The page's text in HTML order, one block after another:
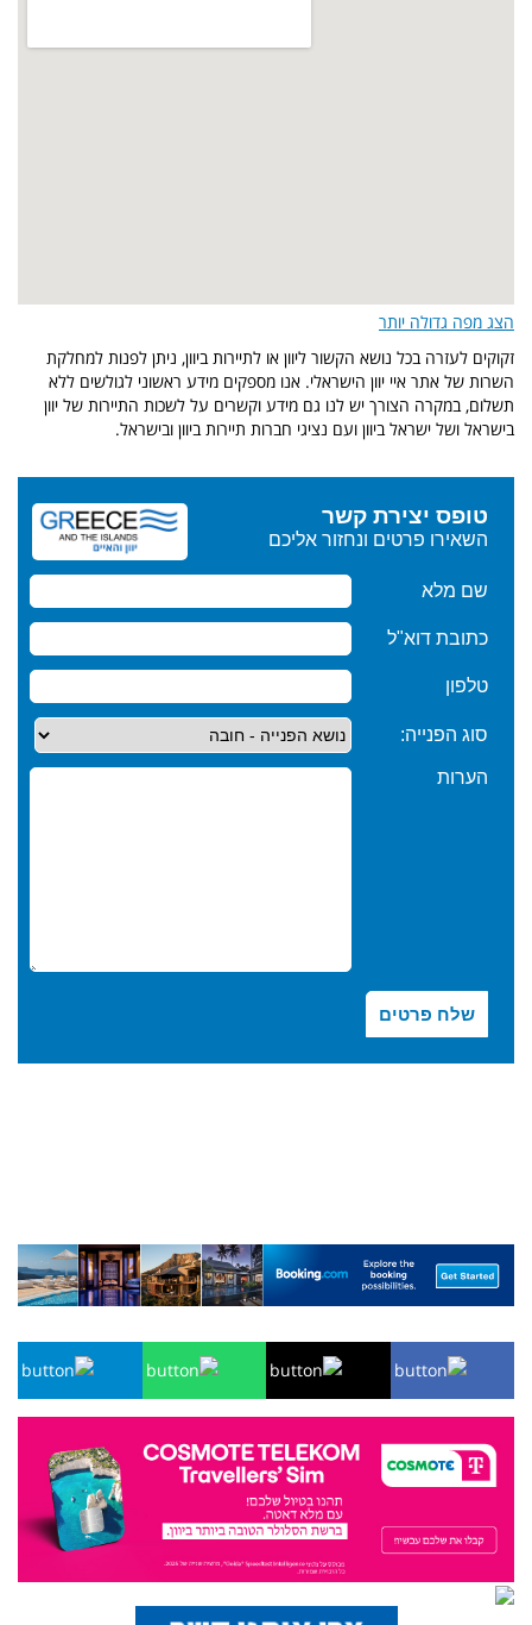
הצג מפה גדולה יותר
זקוקים לעזרה בכל נושא הקשור ליוון או לתיירות ביוון, ניתן לפנות למחלקת
השרות של אתר איי יוון הישראלי. אנו מספקים מידע ראשוני לגולשים ללא
תשלום, במקרה הצורך יש לנו גם מידע וקשרים על לשכות התיירות של יוון
בישראל ושל ישראל ביוון ועם נציגי חברות תיירות ביוון ובישראל.